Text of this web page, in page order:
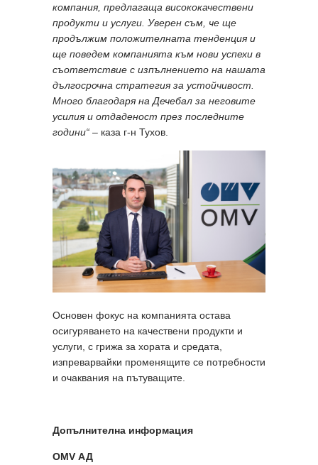
компания, предлагаща висококачествени
продукти и услуги. Уверен съм, че ще
продължим положителната тенденция и
ще поведем компанията към нови успехи в
съответствие с изпълнението на нашата
дългосрочна стратегия за устойчивост.
Много благодаря на Дечебал за неговите
усилия и отдаденост през последните
години“ – каза г-н Тухов.
Основен фокус на компанията остава
осигуряването на качествени продукти и
услуги, с грижа за хората и средата,
изпреварвайки променящите се потребности
и очаквания на пътуващите.
Допълнителна информация
OMV АД